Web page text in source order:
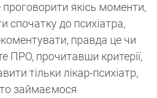
якісь моменти,
спочатку до психіатра,
правда це чи
ПРО, прочитавши критерії,
тільки лікар-психіатр,
займаємося